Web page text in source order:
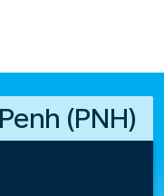
(PNH)